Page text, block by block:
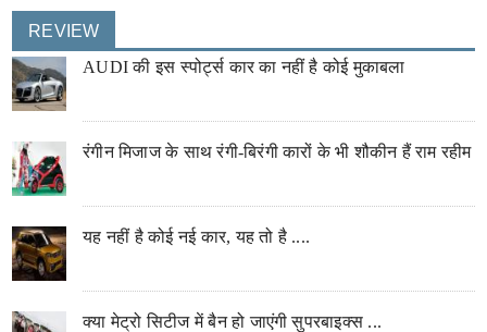
REVIEW
AUDI की इस स्पोर्ट्स कार का नहीं है कोई मुकाबला
रंगीन मिजाज के साथ रंगी-बिरंगी कारों के भी शौकीन हैं राम रहीम
यह नहीं है कोई नई कार, यह तो है ....
क्या मेट्रो सिटीज में बैन हो जाएंगी सुपरबाइक्स ...